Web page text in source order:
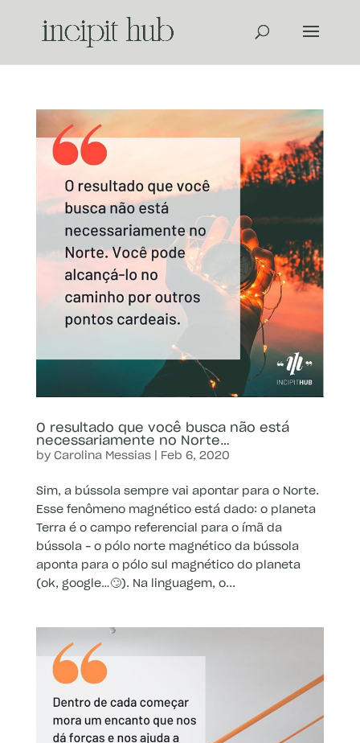
O resultado que você busca não está
necessariamente no Norte…
by Carolina Messias| Feb 6, 2020
Sim, a bússola sempre vai apontar para o Norte.
Esse fenômeno magnético está dado: o planeta
Terra é o campo referencial para o ímã da
bússola – o pólo norte magnético da bússola
aponta para o pólo sul magnético do planeta
(ok, google…🙄). Na linguagem, o...